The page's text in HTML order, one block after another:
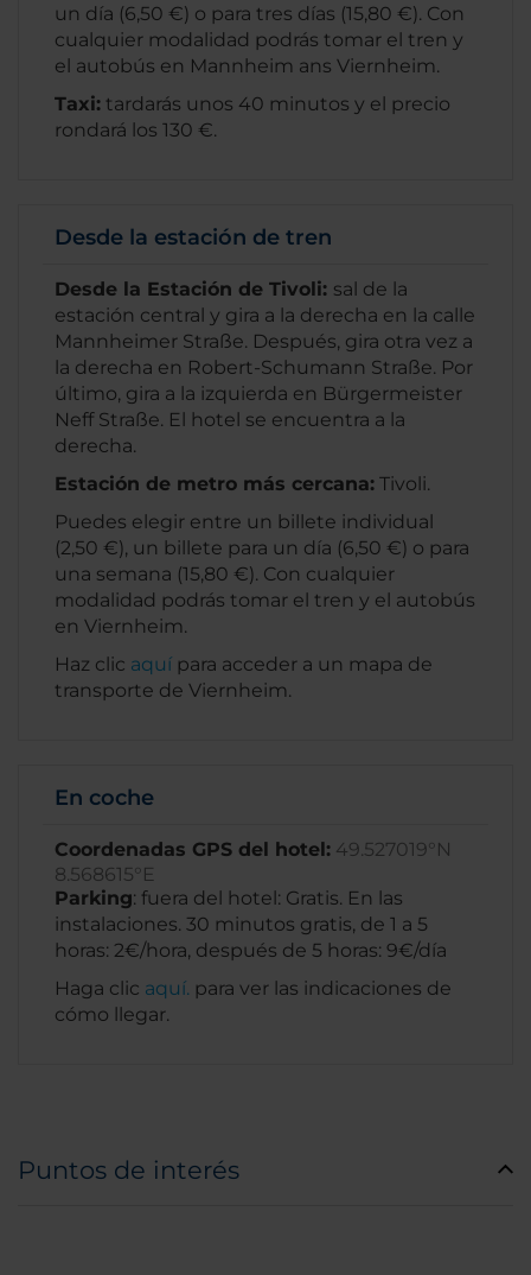
un día (6,50 €) o para tres días (15,80 €). Con
cualquier modalidad podrás tomar el tren y
el autobús en Mannheim ans Viernheim.
Taxi: tardarás unos 40 minutos y el precio
rondará los 130 €.
Desde la estación de tren
Desde la Estación de Tivoli: sal de la
estación central y gira a la derecha en la calle
Mannheimer Straße. Después, gira otra vez a
la derecha en Robert-Schumann Straße. Por
último, gira a la izquierda en Bürgermeister
Neff Straße. El hotel se encuentra a la
derecha.
Estación de metro más cercana: Tivoli.
Puedes elegir entre un billete individual
(2,50 €), un billete para un día (6,50 €) o para
una semana (15,80 €). Con cualquier
modalidad podrás tomar el tren y el autobús
en Viernheim.
Haz clic aquí para acceder a un mapa de
transporte de Viernheim.
En coche
Coordenadas GPS del hotel: 49.527019°N
8.568615°E
Parking: fuera del hotel: Gratis. En las
instalaciones. 30 minutos gratis, de 1 a 5
horas: 2€/hora, después de 5 horas: 9€/día
Haga clic aquí. para ver las indicaciones de
cómo llegar.
Puntos de interés